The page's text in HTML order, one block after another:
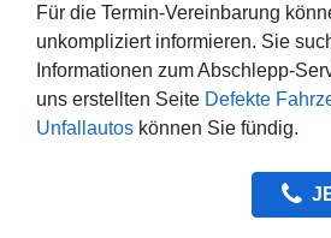
Für die Termin-Vereinbarung
unkompliziert informieren. Sie
Informationen zum Abschlepp-
uns erstellten Seite Defekte
Unfallautos können Sie fündig.